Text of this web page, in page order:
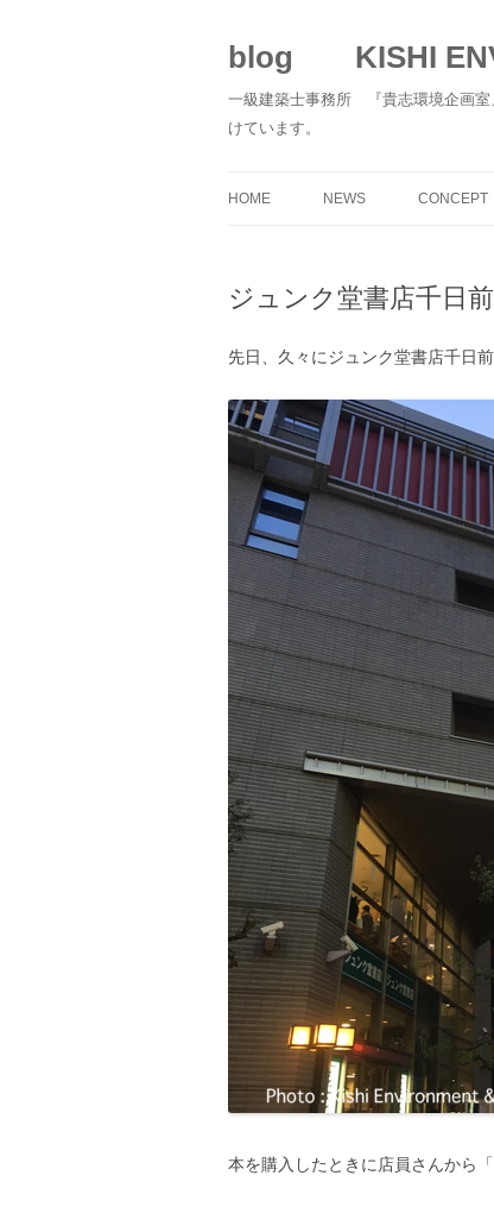
blog KISHI
一級建築士事務所 『貴志環境企画
けています。
HOME NEWS CONCEPT
ジュンク堂書店千日
先日、久々にジュンク堂書店千日
本を購入したときに店員さんから